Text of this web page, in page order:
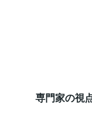
専門家の視